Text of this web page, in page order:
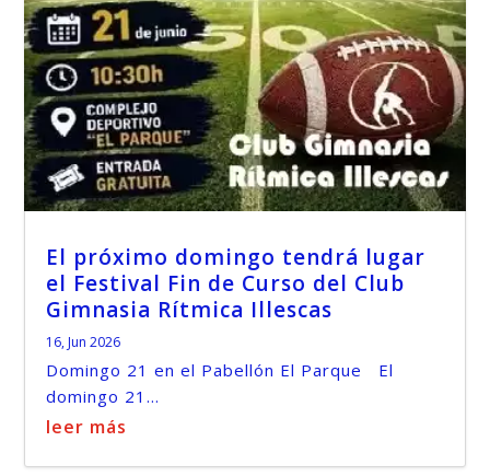
El próximo domingo tendrá lugar
el Festival Fin de Curso del Club
Gimnasia Rítmica Illescas
16, Jun 2026
Domingo 21 en el Pabellón El Parque El
domingo 21...
leer más